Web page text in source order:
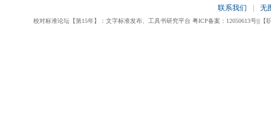
联系我们 无
校对标准论坛【第15年】：文字标准发布、工具书研究平台 粤ICP备案：12050613号|||【